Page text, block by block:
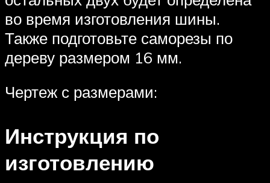
во время изготовления шины.
Также подготовьте саморезы по
дереву размером 16 мм.
Чертеж с размерами:
Инструкция по
изготовлению